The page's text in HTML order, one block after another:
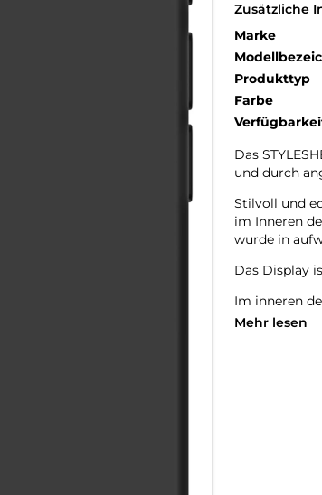
Zusätzliche
Marke
Produkttyp
Farbe
Das
und durch
Stilvoll und
im Inneren
wurde in
Das Display
Im inneren
zerkratzen
Mehr lesen